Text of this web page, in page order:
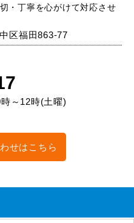
・丁寧を心がけて対応させ
区福田863-77
～12時(土曜)
せはこちら